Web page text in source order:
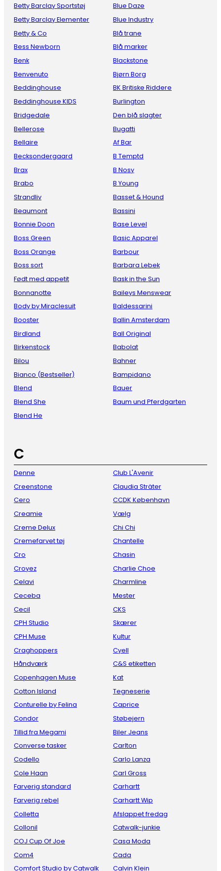
Betty Barclay Sportstøj
Betty Barclay Elementer
Betty & Co
Bess Newborn
Benk
Benvenuto
Beddinghouse
Beddinghouse KIDS
Bridgedale
Bellerose
Bellaire
Becksondergaard
Brax
Brabo
Strandliv
Beaumont
Bonnie Doon
Boss Green
Boss Orange
Boss sort
Født med appetit
Bonnanotte
Body by Miraclesuit
Booster
Birdland
Birkenstock
Bilou
Bianco (Bestseller)
Blend
Blend She
Blend He
Blue Daze
Blue Industry
Blå trane
Blå marker
Blackstone
Bjørn Borg
BK Britiske Riddere
Burlington
Den blå slagter
Bugatti
Af Bar
B Temptd
B Nosy
B Young
Basset & Hound
Bassini
Base Level
Basic Apparel
Barbour
Barbara Lebek
Bask in the Sun
Baileys Menswear
Baldessarini
Ballin Amsterdam
Ball Original
Babolat
Bahner
Bampidano
Bauer
Baum und Pferdgarten
C
Denne
Creenstone
Cero
Creamie
Creme Delux
Cremefarvet tøj
Cro
Croyez
Celavi
Ceceba
Cecil
CPH Studio
CPH Muse
Craghoppers
Håndværk
Copenhagen Muse
Cotton Island
Conturelle by Felina
Condor
Tillid fra Megami
Converse tasker
Codello
Cole Haan
Farverig standard
Farverig rebel
Colletta
Collonil
COJ Cup Of Joe
Com4
Comfort Studio by Catwalk
Club L'Avenir
Claudia Sträter
CCDK København
Vælg
Chi Chi
Chantelle
Chasin
Charlie Choe
Charmline
Mester
CKS
Skærer
Kultur
Cyell
C&S etiketten
Kat
Tegneserie
Caprice
Støbejern
Biler Jeans
Carlton
Carlo Lanza
Carl Gross
Carhartt
Carhartt Wip
Afslappet fredag
Catwalk-junkie
Casa Moda
Cada
Calvin Klein